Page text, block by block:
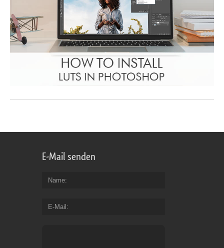
E-Mail senden
Name
E-Mail